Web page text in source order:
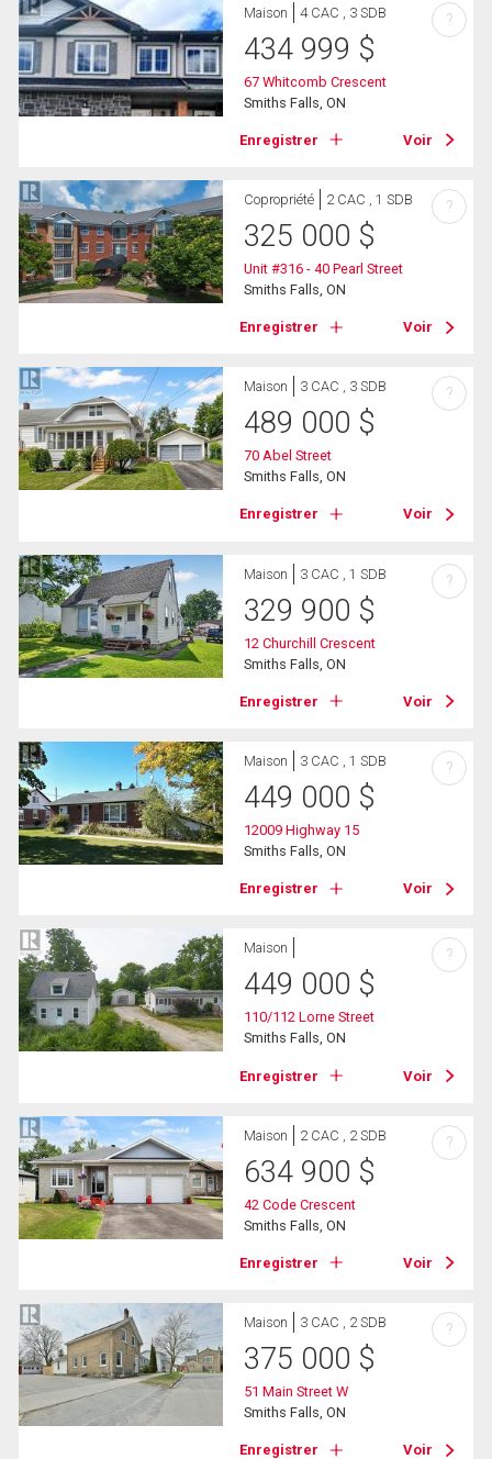
Maison 4 CAC , 3 SDB
434 999 $
67 Whitcomb Crescent
Smiths Falls, ON
Enregistrer Voir
?
Copropriété 2 CAC , 1 SDB
325 000 $
Unit #316 - 40 Pearl Street
Smiths Falls, ON
Enregistrer Voir
?
Maison 3 CAC , 3 SDB
489 000 $
70 Abel Street
Smiths Falls, ON
Enregistrer Voir
?
Maison 3 CAC , 1 SDB
329 900 $
12 Churchill Crescent
Smiths Falls, ON
Enregistrer Voir
?
Maison 3 CAC , 1 SDB
449 000 $
12009 Highway 15
Smiths Falls, ON
Enregistrer Voir
?
Maison
449 000 $
110/112 Lorne Street
Smiths Falls, ON
Enregistrer Voir
?
Maison 2 CAC , 2 SDB
634 900 $
42 Code Crescent
Smiths Falls, ON
Enregistrer Voir
?
Maison 3 CAC , 2 SDB
375 000 $
51 Main Street W
Smiths Falls, ON
Enregistrer Voir
?